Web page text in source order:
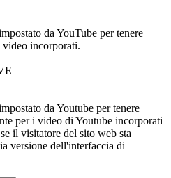
da YouTube per tenere
incorporati.
da Youtube per tenere
per i video di Youtube incorporati
il visitatore del sito web sta
versione dell'interfaccia di